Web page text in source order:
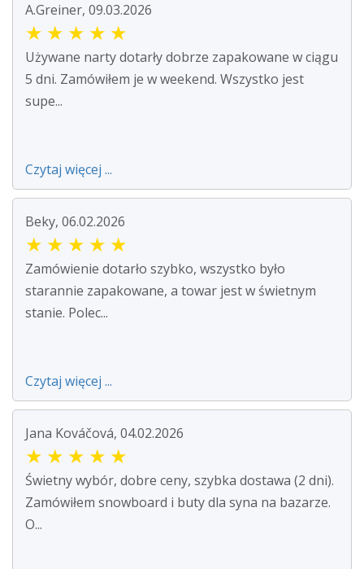
A.Greiner, 09.03.2026
★ ★ ★ ★ ★
Używane narty dotarły dobrze zapakowane w ciągu
5 dni. Zamówiłem je w weekend. Wszystko jest
supe...
Czytaj więcej ...
Beky, 06.02.2026
★ ★ ★ ★ ★
Zamówienie dotarło szybko, wszystko było
starannie zapakowane, a towar jest w świetnym
stanie. Polec...
Czytaj więcej ...
Jana Kováčová, 04.02.2026
★ ★ ★ ★ ★
Świetny wybór, dobre ceny, szybka dostawa (2 dni).
Zamówiłem snowboard i buty dla syna na bazarze.
O...